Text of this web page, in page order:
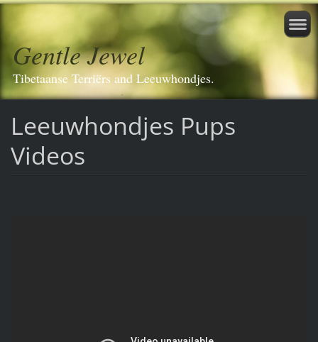
Gentle Jewel
Tibetaanse Terriërs and Leeuwhondjes.
Leeuwhondjes Pups
Videos